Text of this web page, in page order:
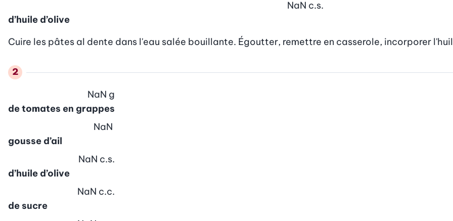
d’huile d’olive
NaN c.s.
Cuire les pâtes al dente dans l'eau salée bouillante. Égoutter, remettre en casserole, incorporer
de tomates en grappes
NaN g
gousse d’ail
NaN
d’huile d’olive
NaN c.s.
de sucre
NaN c.c.